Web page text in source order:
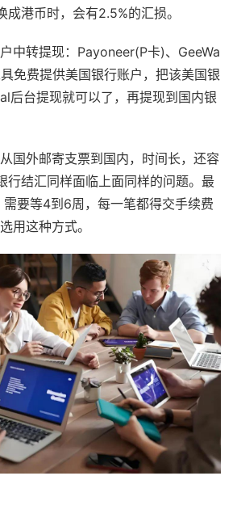
成港币时，会有2.5%的汇损。
中转提现：Payoneer(P卡)、GeeWa
免费提供美国银行账户，把该美国银
后台提现就可以了，再提现到国内银
国外邮寄支票到国内，时间长，还容
行结汇同样面临上面同样的问题。最
要等4到6周，每一笔都得交手续费
用这种方式。